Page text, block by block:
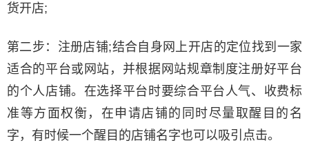
货开店;
第二步：注册店铺;结合自身网上开店的定位找到一家
适合的平台或网站，并根据网站规章制度注册好平台
的个人店铺。在选择平台时要综合平台人气、收费标
准等方面权衡，在申请店铺的同时尽量取醒目的名
字，有时候一个醒目的店铺名字也可以吸引点击。